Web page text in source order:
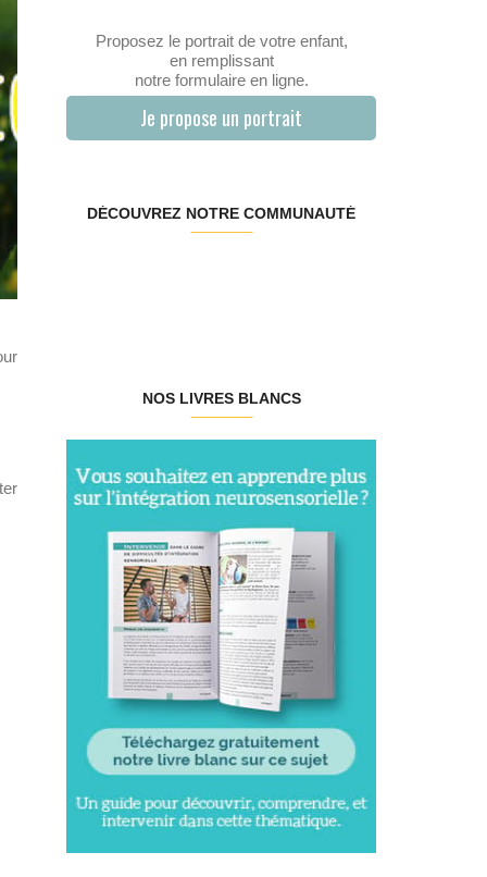
Proposez le portrait de votre enfant,
en remplissant
notre formulaire en ligne.
Je propose un portrait
DÉCOUVREZ NOTRE COMMUNAUTÉ
NOS LIVRES BLANCS